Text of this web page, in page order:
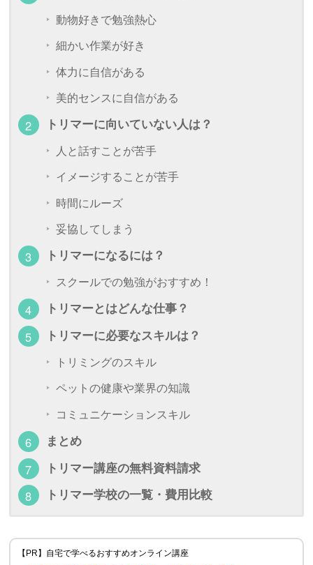
動物好きで勉強熱心
細かい作業が好き
体力に自信がある
美的センスに自信がある
トリマーに向いていない人は？
人と話すことが苦手
イメージすることが苦手
時間にルーズ
妥協してしまう
トリマーになるには？
スクールでの勉強がおすすめ！
トリマーとはどんな仕事？
トリマーに必要なスキルは？
トリミングのスキル
ペットの健康や業界の知識
コミュニケーションスキル
まとめ
トリマー講座の無料資料請求
トリマー学校の一覧・費用比較
【PR】自宅で学べるおすすめオンライン講座